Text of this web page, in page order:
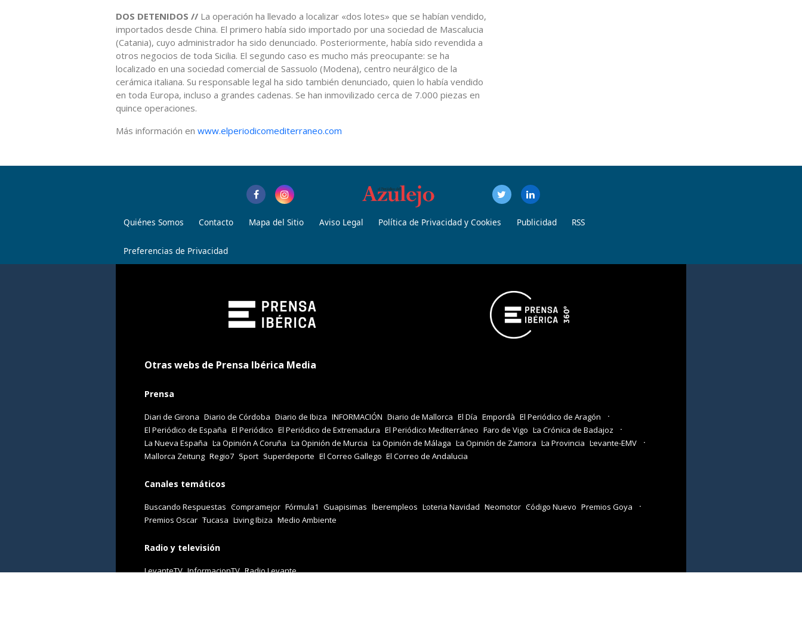
DOS DETENIDOS // La operación ha llevado a localizar «dos lotes» que se habían vendido,
importados desde China. El primero había sido importado por una sociedad de Mascalucia
(Catania), cuyo administrador ha sido denunciado. Posteriormente, había sido revendida a
otros negocios de toda Sicilia. El segundo caso es mucho más preocupante: se ha
localizado en una sociedad comercial de Sassuolo (Modena), centro neurálgico de la
cerámica italiana. Su responsable legal ha sido también denunciado, quien lo había vendido
en toda Europa, incluso a grandes cadenas. Se han inmovilizado cerca de 7.000 piezas en
quince operaciones.
Más información en www.elperiodicomediterraneo.com
Quiénes Somos Contacto Mapa del Sitio Aviso Legal Política de Privacidad y Cookies Publicidad RSS
Preferencias de Privacidad
Otras webs de Prensa Ibérica Media
Prensa
Diari de Girona Diario de Córdoba Diario de Ibiza INFORMACIÓN Diario de Mallorca El Día Empordà El Periódico de Aragón
El Periódico de España El Periódico El Periódico de Extremadura El Periódico Mediterráneo Faro de Vigo La Crónica de Badajoz
La Nueva España La Opinión A Coruña La Opinión de Murcia La Opinión de Málaga La Opinión de Zamora La Provincia Levante-EMV
Mallorca Zeitung Regio7 Sport Superdeporte El Correo Gallego El Correo de Andalucia
Canales temáticos
Buscando Respuestas Compramejor Fórmula1 Guapisimas Iberempleos Loteria Navidad Neomotor Código Nuevo Premios Goya
Premios Oscar Tucasa Living Ibiza Medio Ambiente
Radio y televisión
LevanteTV InformacionTV Radio Levante